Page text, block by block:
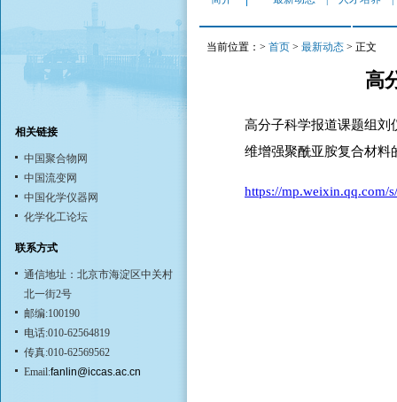
相关链接
中国聚合物网
中国流变网
中国化学仪器网
化学化工论坛
联系方式
通信地址：北京市海淀区中关村
北一街2号
邮编:100190
电话:010-62564819
传真:010-62569562
Email:fanlin@iccas.ac.cn
当前位置：> 首页 > 最新动态 > 正文
高
高分子科学报道课题组刘
维增强聚酰亚胺复合材料
https://mp.weixin.qq.com/